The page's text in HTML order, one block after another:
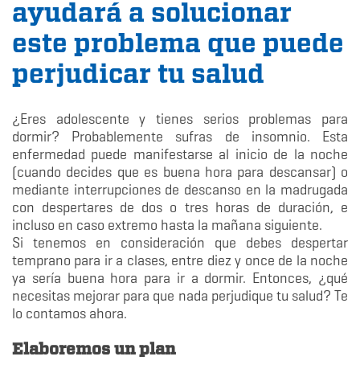
ayudará a solucionar
este problema que puede
perjudicar tu salud
¿Eres adolescente y tienes serios problemas para
dormir? Probablemente sufras de insomnio. Esta
enfermedad puede manifestarse al inicio de la noche
(cuando decides que es buena hora para descansar) o
mediante interrupciones de descanso en la madrugada
con despertares de dos o tres horas de duración, e
incluso en caso extremo hasta la mañana siguiente.
Si tenemos en consideración que debes despertar
temprano para ir a clases, entre diez y once de la noche
ya sería buena hora para ir a dormir. Entonces, ¿qué
necesitas mejorar para que nada perjudique tu salud? Te
lo contamos ahora.
Elaboremos un plan